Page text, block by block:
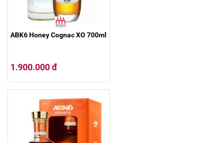
ABK6 Honey Cognac XO 700ml
1.900.000 đ